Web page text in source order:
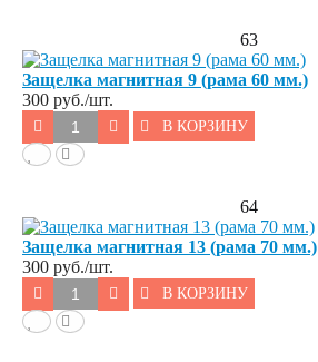
63
Защелка магнитная 9 (рама 60 мм.)
300 руб./шт.
В КОРЗИНУ
64
Защелка магнитная 13 (рама 70 мм.)
300 руб./шт.
В КОРЗИНУ